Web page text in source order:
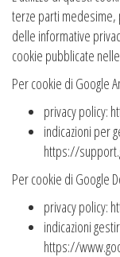
terze parti medesime,
delle informative
cookie pubblicate
Per cookie di Google
privacy policy:
indicazioni per
https://
Per cookie di Google
privacy policy:
indicazioni
https://